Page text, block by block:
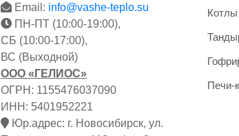
Email: info@vashe-teplo.su
ПН-ПТ (10:00-19:00),
СБ (10:00-17:00),
ВС (Выходной)
ООО «ГЕЛИОС»
ОГРН: 1155476037090
ИНН: 5401952221
Юр.адрес: г. Новосибирск, ул.
Котлы
Печи-